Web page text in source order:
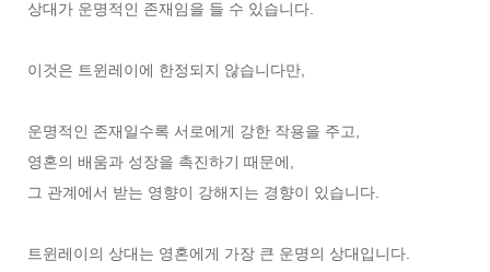
상대가 운명적인 존재임을 들 수 있습니다.
이것은 트윈레이에 한정되지 않습니다만,
운명적인 존재일수록 서로에게 강한 작용을 주고,
영혼의 배움과 성장을 촉진하기 때문에,
그 관계에서 받는 영향이 강해지는 경향이 있습니다.
트윈레이의 상대는 영혼에게 가장 큰 운명의 상대입니다.